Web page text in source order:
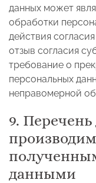
данных может
обработки
действия
отзыв согласия
требование о
персональных
неправомерной
9.
данными